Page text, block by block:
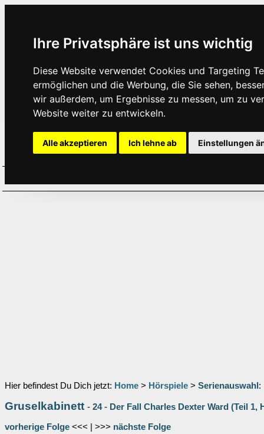
Ihre Privatsphäre ist uns wichtig
Diese Website verwendet Cookies und Targeting
ermöglichen und die Werbung, die Sie sehen,
wir außerdem, um Ergebnisse zu messen, um zu
Website weiter zu entwickeln.
Alle akzeptieren Ich lehne ab Einstellungen
Hier befindest Du Dich jetzt: Home > Hörspiele > Serienauswahl :
Gruselkabinett - 24- Der Fall Charles Dexter Ward (Teil 1,
vorherige Folge <<< | >>> nächste Folge